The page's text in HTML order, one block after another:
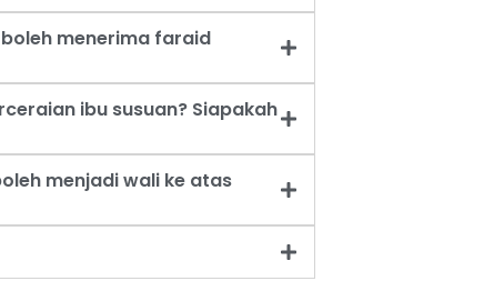
menerima faraid
ibu susuan? Siapakah
menjadi wali ke atas